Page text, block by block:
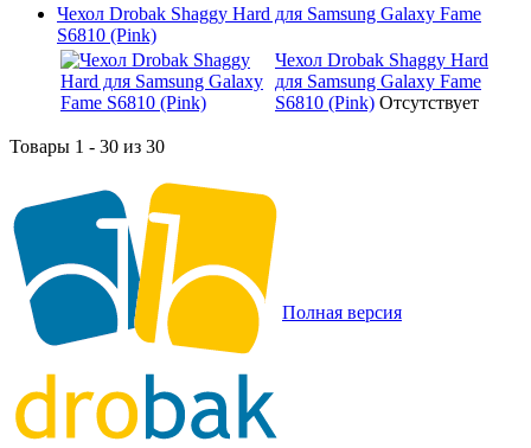
Чехол Drobak Shaggy Hard для Samsung Galaxy Fame
S6810 (Pink)
Чехол Drobak Shaggy Hard
для Samsung Galaxy Fame
S6810 (Pink) Отсутствует
Товары 1 - 30 из 30
Полная версия